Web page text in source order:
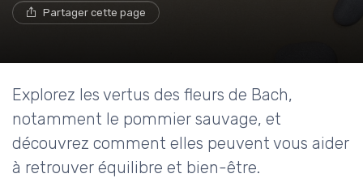
Partager cette page
Explorez les vertus des fleurs de Bach,
notamment le pommier sauvage, et
découvrez comment elles peuvent vous aider
à retrouver équilibre et bien-être.